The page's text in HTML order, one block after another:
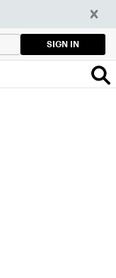
SIGN IN